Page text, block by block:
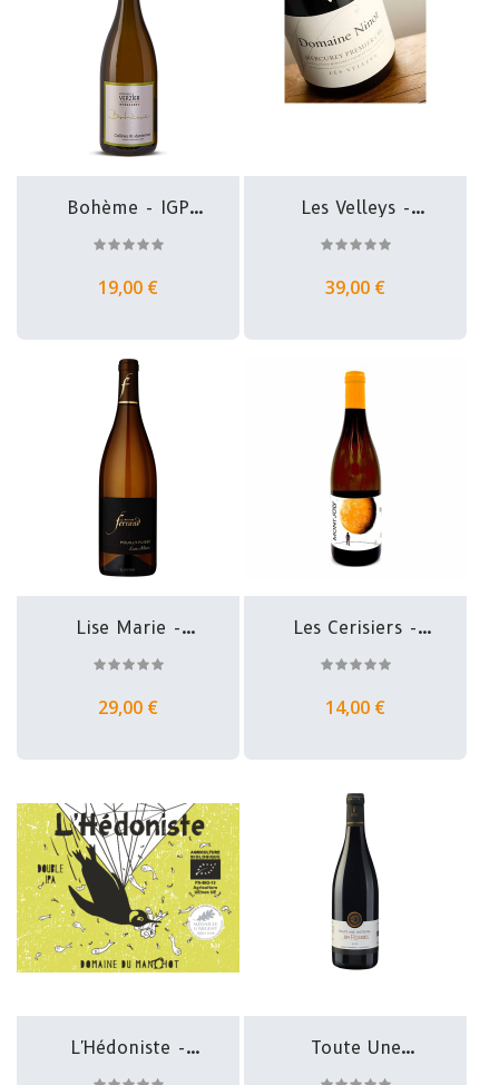
Bohème - IGP
19,00 €
Les Velleys -
39,00 €
Lise Marie -
29,00 €
Les Cerisiers -
14,00 €
L'Hédoniste -
Toute Une